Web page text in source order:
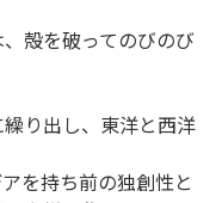
殻を破ってのびのび
り出し、東洋と西洋
を持ち前の独創性と